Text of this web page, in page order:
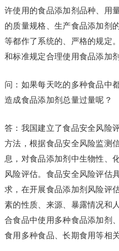
许使用的食品添加剂品种、用
的质量规格、生产食品添加剂
等都作了系统的、严格的规定
和标准规定合理使用食品添加
问：如果每天吃的多种食品中
造成食品添加剂总量过量呢？
答：我国建立了食品安全风险
方法，根据食品安全风险监测
息，对食品添加剂中生物性、
风险评估。食品安全风险评估
求，在开展食品添加剂风险评
素的性质、来源、暴露情况和
合食品中使用多种食品添加剂
食用多种食品、长期食用等相